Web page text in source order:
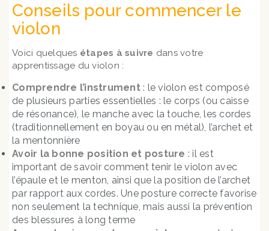
Conseils pour commencer le
violon
Voici quelques étapes à suivre dans votre
apprentissage du violon :
Comprendre l’instrument: le violon est composé
de plusieurs parties essentielles : le corps (ou caisse
de résonance), le manche avec la touche, les cordes
(traditionnellement en boyau ou en métal), l’archet et
la mentonnière
Avoir la bonne position et posture : il est
important de savoir comment tenir le violon avec
l’épaule et le menton, ainsi que la position de l’archet
par rapport aux cordes. Une posture correcte favorise
non seulement la technique, mais aussi la prévention
des blessures à long terme